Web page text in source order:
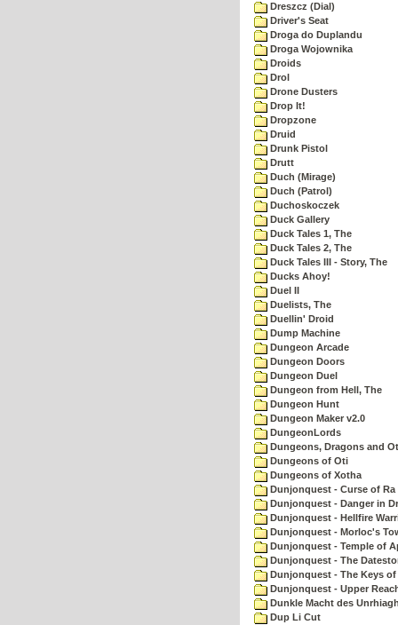
Dreszcz (Dial)
Driver's Seat
Droga do Duplandu
Droga Wojownika
Droids
Drol
Drone Dusters
Drop It!
Dropzone
Druid
Drunk Pistol
Drutt
Duch (Mirage)
Duch (Patrol)
Duchoskoczek
Duck Gallery
Duck Tales 1, The
Duck Tales 2, The
Duck Tales III - Story, The
Ducks Ahoy!
Duel II
Duelists, The
Duellin' Droid
Dump Machine
Dungeon Arcade
Dungeon Doors
Dungeon Duel
Dungeon from Hell, The
Dungeon Hunt
Dungeon Maker v2.0
DungeonLords
Dungeons, Dragons and
Dungeons of Oti
Dungeons of Xotha
Dunjonquest - Curse of Ra
Dunjonquest - Danger in
Dunjonquest - Hellfire
Dunjonquest - Morloc's
Dunjonquest - Temple of
Dunjonquest - The
Dunjonquest - The Keys
Dunjonquest - Upper
Dunkle Macht des
Dup Li Cut